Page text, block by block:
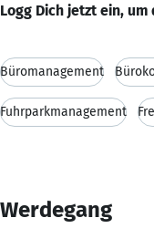
Logg Dich jetzt ein,
Büromanagement
Fuhrparkmanagement
Werdegang